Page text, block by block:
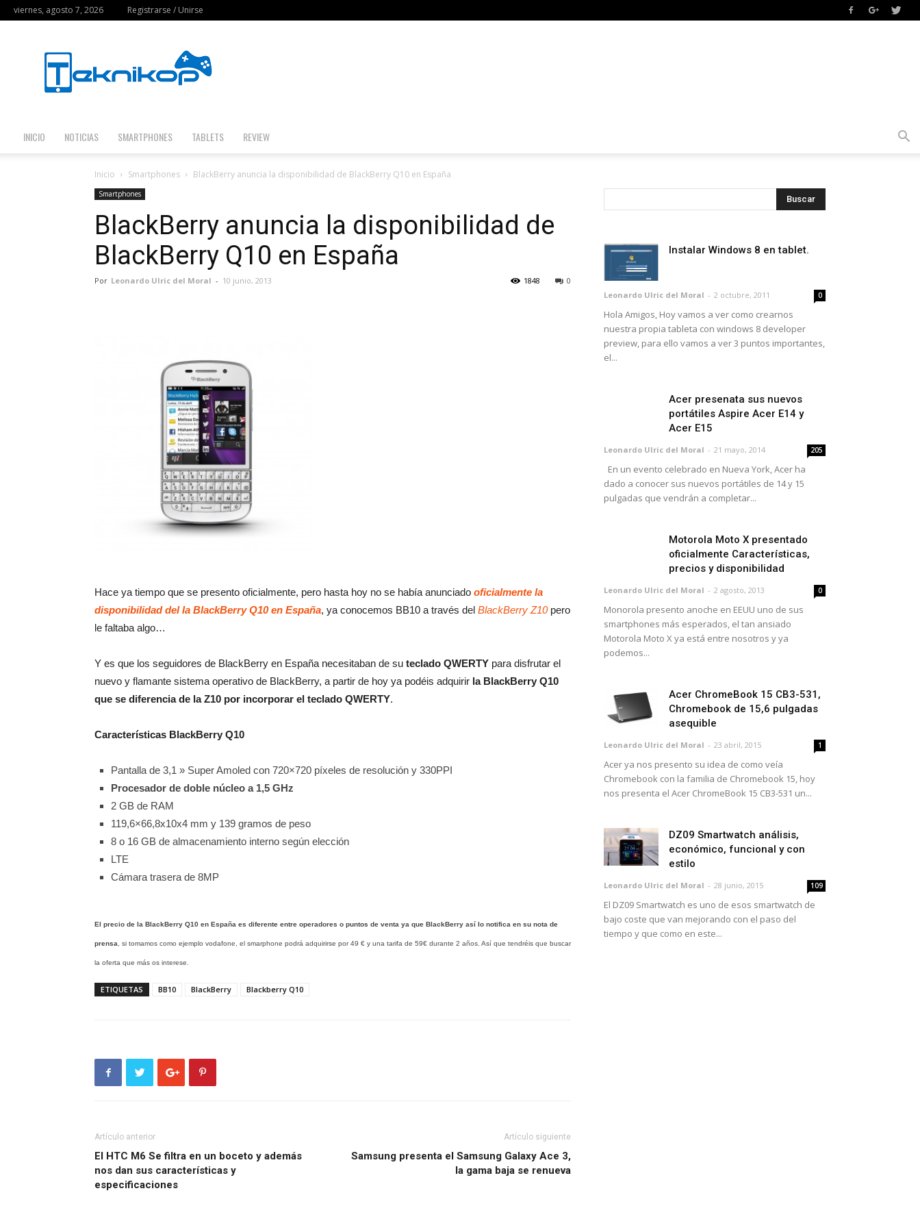
viernes, agosto 7, 2026 Registrarse / Unirse
INICIO NOTICIAS SMARTPHONES TABLETS REVIEW
Inicio Smartphones BlackBerry anuncia la disponibilidad de BlackBerry Q10 en España
Smartphones
BlackBerry anuncia la disponibilidad de
BlackBerry Q10 en España
Por Leonardo Ulric del Moral - 10 junio, 2013 0
1848
Hace ya tiempo que se presento oficialmente, pero hasta hoy no se había anunciado oficialmente la
disponibilidad del la BlackBerry Q10 en España, ya conocemos BB10 a través del BlackBerry Z10pero
le faltaba algo…
Y es que los seguidores de BlackBerry en España necesitaban de su teclado QWERTY para disfrutar el
nuevo y flamante sistema operativo de BlackBerry, a partir de hoy ya podéis adquirir la BlackBerry Q10
que se diferencia de la Z10 por incorporar el teclado QWERTY.
Características BlackBerry Q10
Pantalla de 3,1 » Super Amoled con 720×720 píxeles de resolución y 330PPI
Procesador de doble núcleo a 1,5 GHz
2 GB de RAM
119,6×66,8x10x4 mm y 139 gramos de peso
8 o 16 GB de almacenamiento interno según elección
LTE
Cámara trasera de 8MP
El precio de la BlackBerry Q10 en España es diferente entre operadores o puntos de venta ya que BlackBerry así lo notifica en su nota de
prensa , si tomamos como ejemplo vodafone, el smarphone podrá adquirirse por 49 € y una tarifa de 59€ durante 2 años. Así que tendréis que buscar
la oferta que más os interese.
ETIQUETAS BB10 BlackBerry Blackberry Q10
Artículo anterior
El HTC M6 Se filtra en un boceto y además
nos dan sus características y
especificaciones
Artículo siguiente
Samsung presenta el Samsung Galaxy Ace 3,
la gama baja se renueva
Instalar Windows 8 en tablet.
Leonardo Ulric del Moral - 2 octubre, 2011 0
Hola Amigos, Hoy vamos a ver como crearnos
nuestra propia tableta con windows 8 developer
preview, para ello vamos a ver 3 puntos importantes,
el...
Acer presenata sus nuevos
portátiles Aspire Acer E14 y
Acer E15
Leonardo Ulric del Moral - 21 mayo, 2014 205
En un evento celebrado en Nueva York, Acer ha
dado a conocer sus nuevos portátiles de 14 y 15
pulgadas que vendrán a completar...
Motorola Moto X presentado
oficialmente Características,
precios y disponibilidad
Leonardo Ulric del Moral - 2 agosto, 2013 0
Monorola presento anoche en EEUU uno de sus
smartphones más esperados, el tan ansiado
Motorola Moto X ya está entre nosotros y ya
podemos...
Acer ChromeBook 15 CB3-531,
Chromebook de 15,6 pulgadas
asequible
Leonardo Ulric del Moral - 23 abril, 2015 1
Acer ya nos presento su idea de como veía
Chromebook con la familia de Chromebook 15, hoy
nos presenta el Acer ChromeBook 15 CB3-531 un...
DZ09 Smartwatch análisis,
económico, funcional y con
estilo
Leonardo Ulric del Moral - 28 junio, 2015 109
El DZ09 Smartwatch es uno de esos smartwatch de
bajo coste que van mejorando con el paso del
tiempo y que como en este...